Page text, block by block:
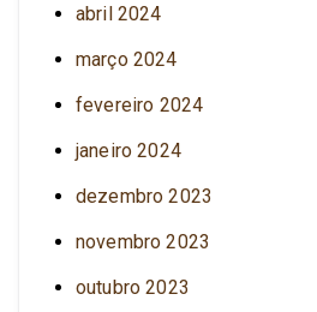
abril 2024
março 2024
fevereiro 2024
janeiro 2024
dezembro 2023
novembro 2023
outubro 2023